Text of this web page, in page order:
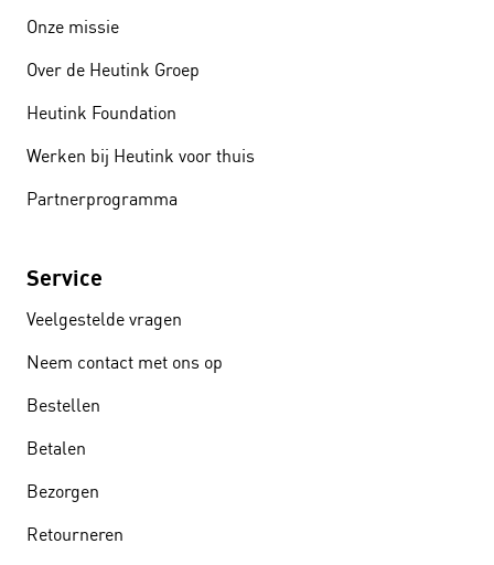
Onze missie
Over de Heutink Groep
Heutink Foundation
Werken bij Heutink voor thuis
Partnerprogramma
Service
Veelgestelde vragen
Neem contact met ons op
Bestellen
Betalen
Bezorgen
Retourneren